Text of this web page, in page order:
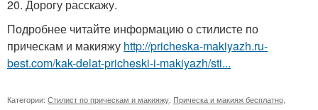
20. Дорогу расскажу.
Подробнее читайте информацию о стилисте по
прическам и макияжу http://pricheska-makiyazh.ru-
best.com/kak-delat-pricheski-i-makiyazh/sti...
Категории: Стилист по прическам и макияжу Прическа и макияж бесплатно